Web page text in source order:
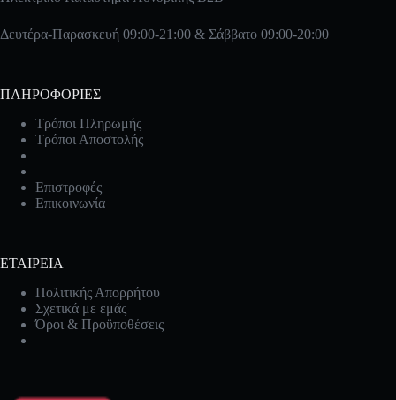
Δευτέρα-Παρασκευή 09:00-21:00 & Σάββατο 09:00-20:00
ΠΛΗΡΟΦΟΡΙΕΣ
Τρόποι Πληρωμής
Τρόποι Αποστολής
Επιστροφές
Επικοινωνία
ΕΤΑΙΡΕΙΑ
Πολιτικής Απορρήτου
Σχετικά με εμάς
Όροι & Προϋποθέσεις